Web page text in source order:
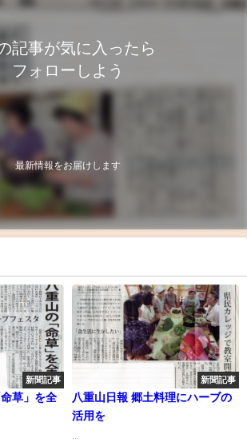
記事が気に入ったら
フォローしよう
最新情報をお届けします
新聞記事
草」を全
新聞記事
八重山日報 郷土料理にハーブの
活用を